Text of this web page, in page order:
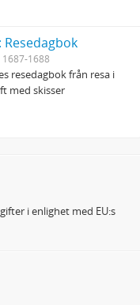
Resedagbok
1687-1688
resedagbok från resa i
med skisser
i enlighet med EU:s